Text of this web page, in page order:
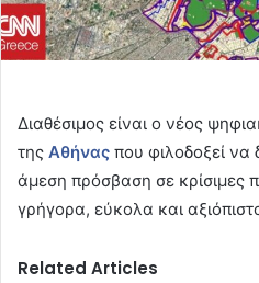
Διαθέσιμος είναι ο νέος
της Αθήνας που φιλοδοξεί να
άμεση πρόσβαση σε κρίσιμες
γρήγορα, εύκολα και
Related Articles